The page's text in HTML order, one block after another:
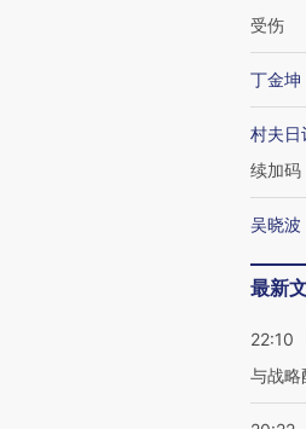
受伤
丁金坤
村夫日
续加码
吴晓波
最新
22:10
与战略